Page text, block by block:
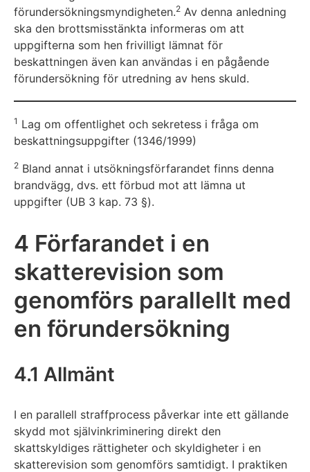
förundersökningsmyndigheten.2 Av denna anledning
ska den brottsmisstänkta informeras om att
uppgifterna som hen frivilligt lämnat för
beskattningen även kan användas i en pågående
förundersökning för utredning av hens skuld.
1 Lag om offentlighet och sekretess i fråga om
beskattningsuppgifter (1346/1999)
2 Bland annat i utsökningsförfarandet finns denna
brandvägg, dvs. ett förbud mot att lämna ut
uppgifter (UB 3 kap. 73 §).
4 Förfarandet i en
skatterevision som
genomförs parallellt med
en förundersökning
4.1 Allmänt
I en parallell straffprocess påverkar inte ett gällande
skydd mot självinkriminering direkt den
skattskyldiges rättigheter och skyldigheter i en
skatterevision som genomförs samtidigt. I praktiken